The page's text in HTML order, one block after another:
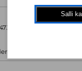
kpl
määrä (kts. alla): 922 kpl
Salli